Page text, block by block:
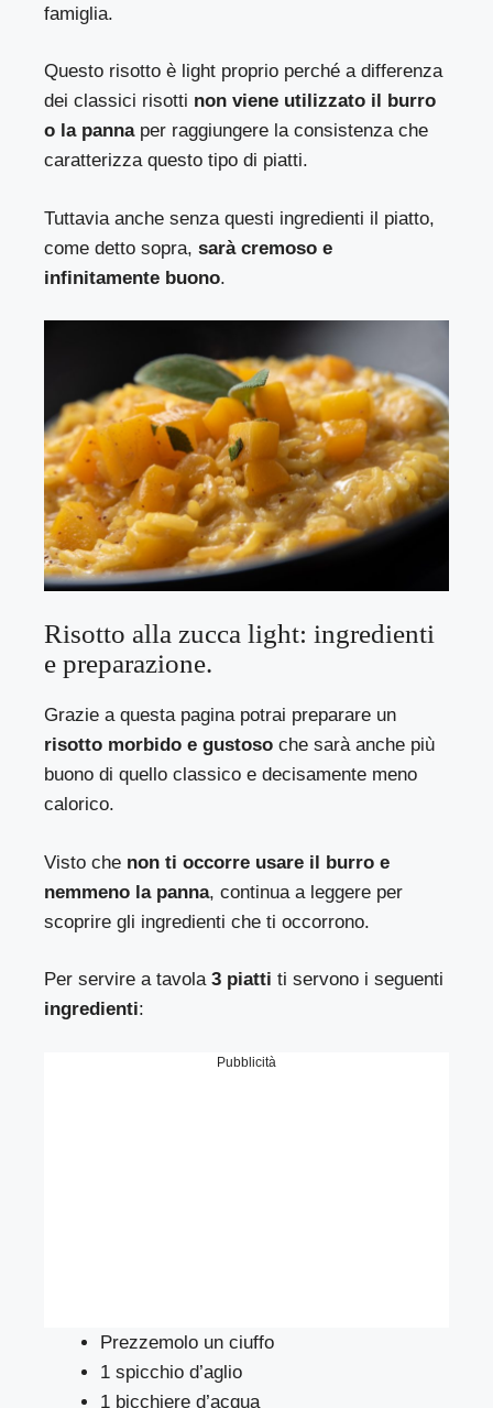
famiglia.
Questo risotto è light proprio perché a differenza
dei classici risotti non viene utilizzato il burro
o la pannaper raggiungere la consistenza che
caratterizza questo tipo di piatti.
Tuttavia anche senza questi ingredienti il piatto,
come detto sopra,sarà cremoso e
infinitamente buono.
Risotto alla zucca light: ingredienti
e preparazione.
Grazie a questa pagina potrai preparare un
risotto morbido e gustoso che sarà anche più
buono di quello classico e decisamente meno
calorico.
Visto che non ti occorre usare il burro e
nemmeno la panna, continua a leggere per
scoprire gli ingredienti che ti occorrono.
Per servire a tavola3 piatti ti servono i seguenti
ingredienti:
Pubblicità
Prezzemolo un ciuffo
1 spicchio d’aglio
1 bicchiere d’acqua